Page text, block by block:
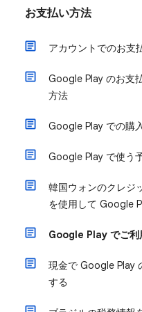
お支払い方法
アカウントでのお支
Google Play のお支
方法
Google Play での購
Google Play で使う
韓国ウォンのクレジ
を使用して Google
Google Play でご利
現金で Google Play
する